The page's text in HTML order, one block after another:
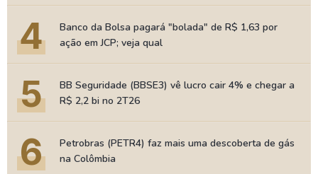
4
Banco da Bolsa pagará "bolada" de R$ 1,63 por
ação em JCP; veja qual
5
BB Seguridade (BBSE3) vê lucro cair 4% e chegar a
R$ 2,2 bi no 2T26
6
Petrobras (PETR4) faz mais uma descoberta de gás
na Colômbia